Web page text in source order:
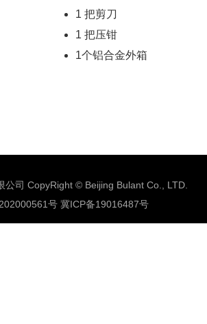
1 把剪刀
1 把压钳
1个铝合金外箱
公司 CopyRight © Beijing Bulant Co., LTD.
号 冀ICP备19016487号